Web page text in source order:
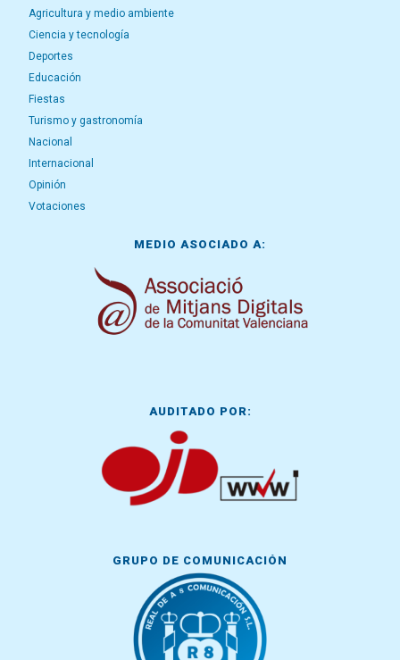
Agricultura y medio ambiente
Ciencia y tecnología
Deportes
Educación
Fiestas
Turismo y gastronomía
Nacional
Internacional
Opinión
Votaciones
MEDIO ASOCIADO A:
AUDITADO POR:
GRUPO DE COMUNICACIÓN